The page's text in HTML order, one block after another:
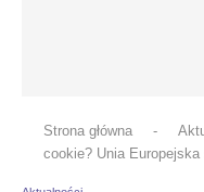
Strona główna -
cookie? Unia